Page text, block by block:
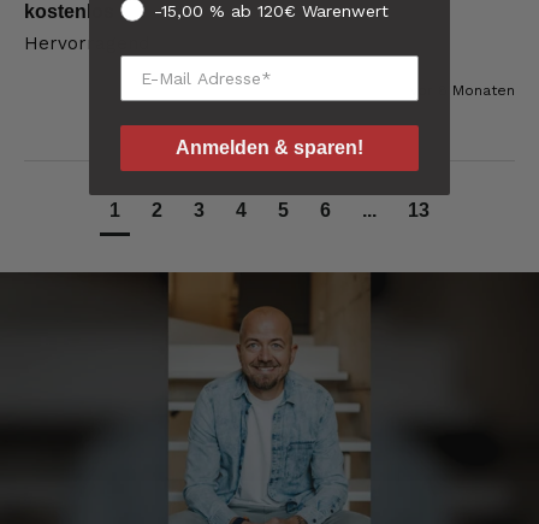
kostenlos
Hervorragend
vor 8 Monaten
1 2 3 4 5 6 ... 13
Die Abläufe sind super einfach. Die Ware hat
erfolgt schnell und zuverlässig. 👍
Verifizierter Kunde
alles super geschmeckt
Verifizierter Kunde
-15,00 % ab 120€ Warenwert
Anmelden & sparen!